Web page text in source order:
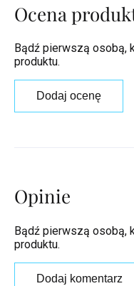
Ocena
Bądź pierwszą osobą,
produktu.
Dodaj ocenę
Opinie
Bądź pierwszą osobą,
produktu.
Dodaj komentarz